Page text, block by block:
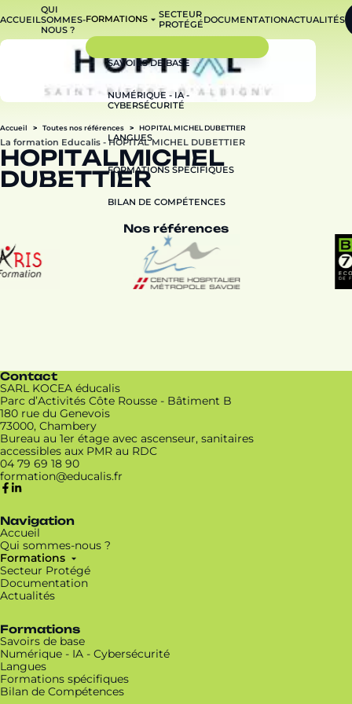
ACCUEIL
QUI
SOMMES-
NOUS ?
FORMATIONS
SAVOIRS DE BASE
NUMÉRIQUE - IA -
CYBERSÉCURITÉ
LANGUES
FORMATIONS SPÉCIFIQUES
BILAN DE COMPÉTENCES
SECTEUR
PROTÉGÉDOCUMENTATIONACTUALITÉS
La formation Educalis - HOPITAL MICHEL DUBETTIER
Accueil Toutes nos références HOPITAL MICHEL DUBETTIER
HOPITALMICHEL
DUBETTIER
Nos références
Contact
SARL KOCEA éducalis
Parc d’Activités Côte Rousse - Bâtiment B
180 rue du Genevois
73000, Chambery
Bureau au 1er étage avec ascenseur, sanitaires
accessibles aux PMR au RDC
04 79 69 18 90
Navigation
Accueil
Qui sommes-nous ?
Formations
Secteur Protégé
Documentation
Actualités
Formations
Savoirs de base
Numérique - IA - Cybersécurité
Langues
Formations spécifiques
Bilan de Compétences